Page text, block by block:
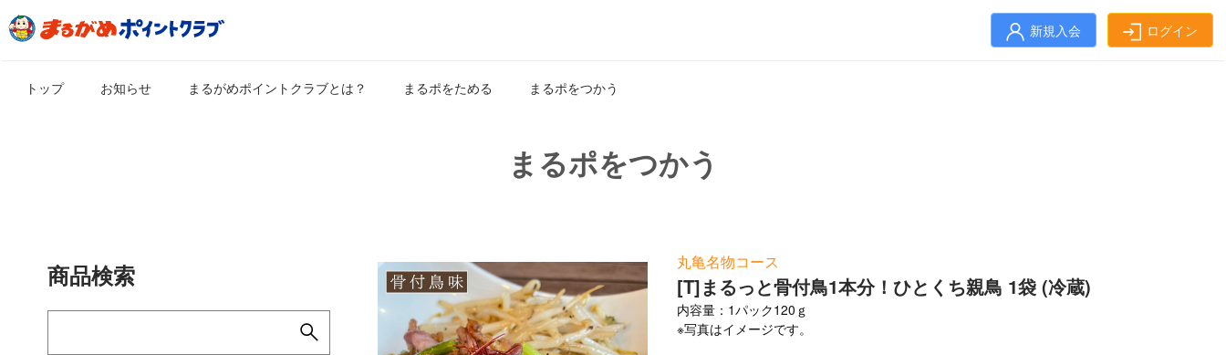
新規入会 ログイン
トップ お知らせ まるがめポイントクラブとは？ まるポをためる まるポをつかう
まるポをつかう
商品検索 丸亀名物コース
[T]まるっと骨付鳥1本分！ひとくち親鳥 1袋 (冷蔵)
内容量：1パック120ｇ
※写真はイメージです。